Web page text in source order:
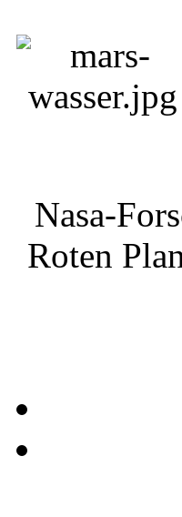
Nasa-
Roten